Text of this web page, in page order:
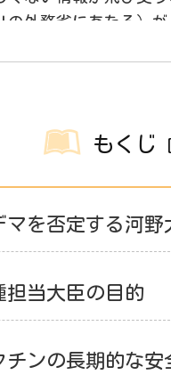
の外務省にあたる）が
もくじ
マを否定する河野
担当大臣の目的
チンの長期的な安